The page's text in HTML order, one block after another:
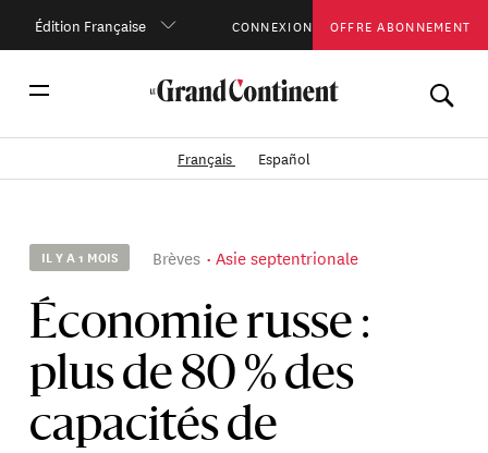
Édition Française CONNEXION OFFRE ABONNEMENT
Français Español
IL Y A 1 MOIS Brèves Asie septentrionale
Économie russe :
plus de 80 % des
capacités de